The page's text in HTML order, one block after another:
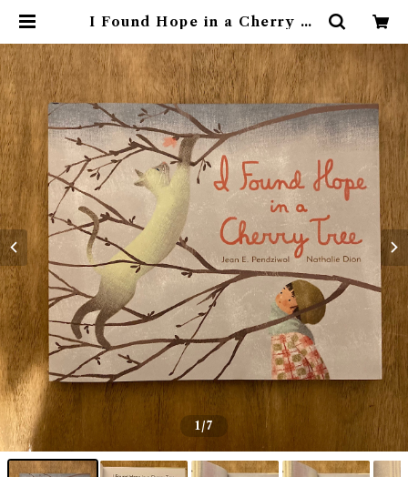
I Found Hope in a Cherry Tr
Leaf Books
1/7